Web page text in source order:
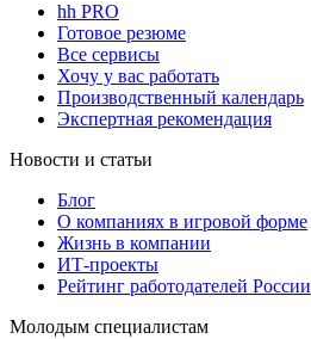
hh PRO
Готовое резюме
Все сервисы
Хочу у вас работать
Производственный календарь
Экспертная рекомендация
Новости и статьи
Блог
О компаниях в игровой форме
Жизнь в компании
ИТ-проекты
Рейтинг работодателей России
Молодым специалистам